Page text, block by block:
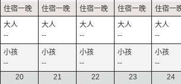
--
--
--
--
--
--
--
--
--
--
20
21 22 23 24